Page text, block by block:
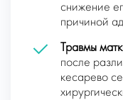
снижение
причиной
Травмы
после
кесарево